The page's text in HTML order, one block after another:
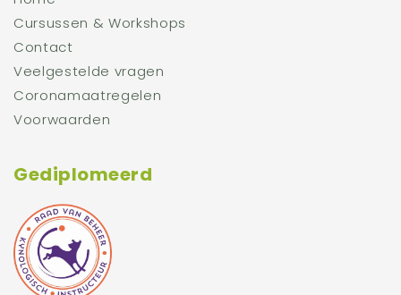
Cursussen & Workshops
Contact
Veelgestelde vragen
Coronamaatregelen
Voorwaarden
Gediplomeerd